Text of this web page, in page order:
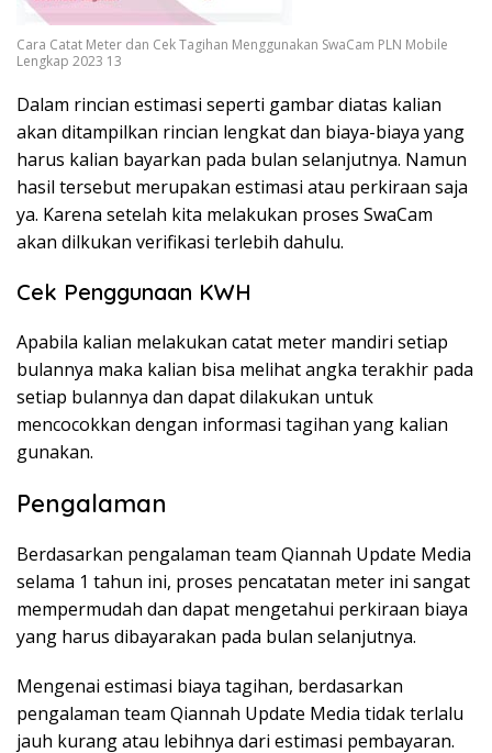
Cara Catat Meter dan Cek Tagihan Menggunakan SwaCam PLN Mobile
Lengkap 2023 13
Dalam rincian estimasi seperti gambar diatas kalian
akan ditampilkan rincian lengkat dan biaya-biaya yang
harus kalian bayarkan pada bulan selanjutnya. Namun
hasil tersebut merupakan estimasi atau perkiraan saja
ya. Karena setelah kita melakukan proses SwaCam
akan dilkukan verifikasi terlebih dahulu.
Cek Penggunaan KWH
Apabila kalian melakukan catat meter mandiri setiap
bulannya maka kalian bisa melihat angka terakhir pada
setiap bulannya dan dapat dilakukan untuk
mencocokkan dengan informasi tagihan yang kalian
gunakan.
Pengalaman
Berdasarkan pengalaman team Qiannah Update Media
selama 1 tahun ini, proses pencatatan meter ini sangat
mempermudah dan dapat mengetahui perkiraan biaya
yang harus dibayarakan pada bulan selanjutnya.
Mengenai estimasi biaya tagihan, berdasarkan
pengalaman team Qiannah Update Media tidak terlalu
jauh kurang atau lebihnya dari estimasi pembayaran.